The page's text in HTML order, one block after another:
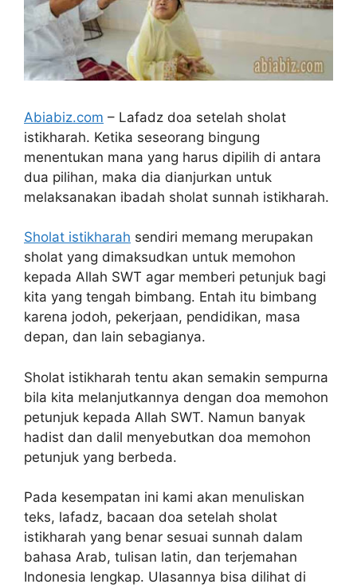
Abiabiz.com – Lafadz doa setelah sholat
istikharah. Ketika seseorang bingung
menentukan mana yang harus dipilih di antara
dua pilihan, maka dia dianjurkan untuk
melaksanakan ibadah sholat sunnah istikharah.
Sholat istikharah sendiri memang merupakan
sholat yang dimaksudkan untuk memohon
kepada Allah SWT agar memberi petunjuk bagi
kita yang tengah bimbang. Entah itu bimbang
karena jodoh, pekerjaan, pendidikan, masa
depan, dan lain sebagianya.
Sholat istikharah tentu akan semakin sempurna
bila kita melanjutkannya dengan doa memohon
petunjuk kepada Allah SWT. Namun banyak
hadist dan dalil menyebutkan doa memohon
petunjuk yang berbeda.
Pada kesempatan ini kami akan menuliskan
teks, lafadz, bacaan doa setelah sholat
istikharah yang benar sesuai sunnah dalam
bahasa Arab, tulisan latin, dan terjemahan
Indonesia lengkap. UIasannya bisa dilihat di